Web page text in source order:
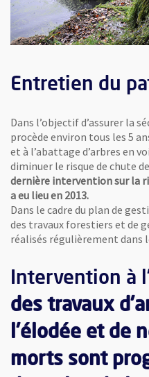
Entretien du
Dans l’objectif d’assurer la
procède environ tous les 5
et à l’abattage d’arbres en
diminuer le risque de chute
dernière intervention sur la
a eu lieu en 2013.
Dans le cadre du plan de
des travaux forestiers et de
réalisés régulièrement dans
Intervention à
des travaux
l’élodée et de
morts sont